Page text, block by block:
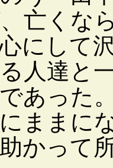
亡くな
にして
人達と
あった
ままに
かって